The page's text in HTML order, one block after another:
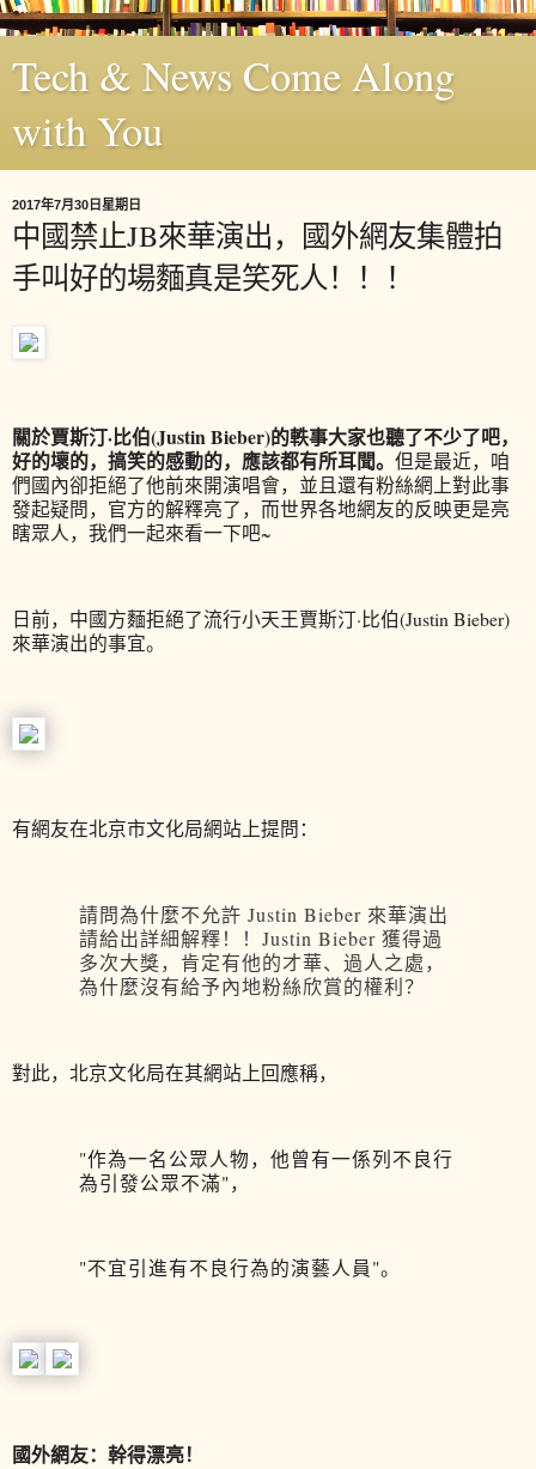
Tech & News Come Along
with You
2017年7月30日星期日
中國禁止JB來華演出，國外網友集體拍
手叫好的場麵真是笑死人！！！
關於賈斯汀·比伯(Justin Bieber)的軼事大家也聽了不少了吧，
好的壞的，搞笑的感動的，應該都有所耳聞。 但是最近，咱
們國內卻拒絕了他前來開演唱會，並且還有粉絲網上對此事
發起疑問，官方的解釋亮了，而世界各地網友的反映更是亮
瞎眾人，我們一起來看一下吧~
日前，中國方麵拒絕了流行小天王賈斯汀·比伯(Justin Bieber)
來華演出的事宜。
有網友在北京市文化局網站上提問：
請問為什麼不允許 Justin Bieber 來華演出
請給出詳細解釋！！Justin Bieber 獲得過
多次大獎，肯定有他的才華、過人之處，
為什麼沒有給予內地粉絲欣賞的權利？
對此，北京文化局在其網站上回應稱，
"作為一名公眾人物，他曾有一係列不良行
為引發公眾不滿"，
"不宜引進有不良行為的演藝人員"。
國外網友：幹得漂亮！